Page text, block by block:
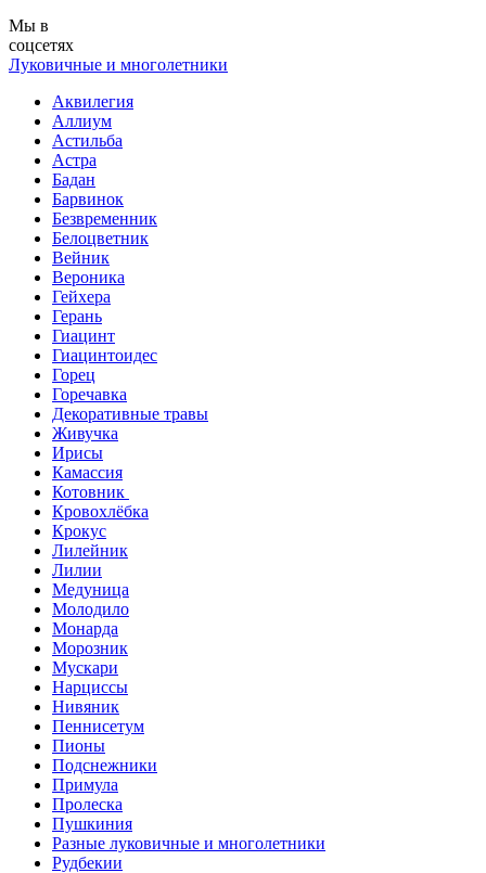
Мы в
соцсетях
Луковичные и многолетники
Аквилегия
Аллиум
Астильба
Астра
Бадан
Барвинок
Безвременник
Белоцветник
Вейник
Вероника
Гейхера
Герань
Гиацинт
Гиацинтоидес
Горец
Горечавка
Декоративные травы
Живучка
Ирисы
Камассия
Котовник
Кровохлёбка
Крокус
Лилейник
Лилии
Медуница
Молодило
Монарда
Морозник
Мускари
Нарциссы
Нивяник
Пеннисетум
Пионы
Подснежники
Примула
Пролеска
Пушкиния
Разные луковичные и многолетники
Рудбекии